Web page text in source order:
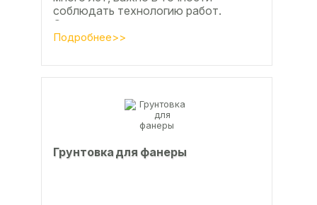
соблюдать технологию работ.
Сегодня одним из самых простых и
эффективных методов считается...
Подробнее>>
Грунтовка для фанеры